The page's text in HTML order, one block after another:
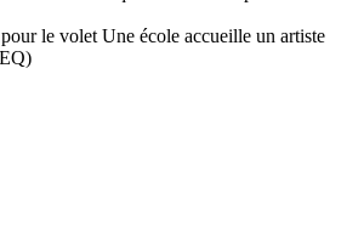
le volet Une école accueille un artiste